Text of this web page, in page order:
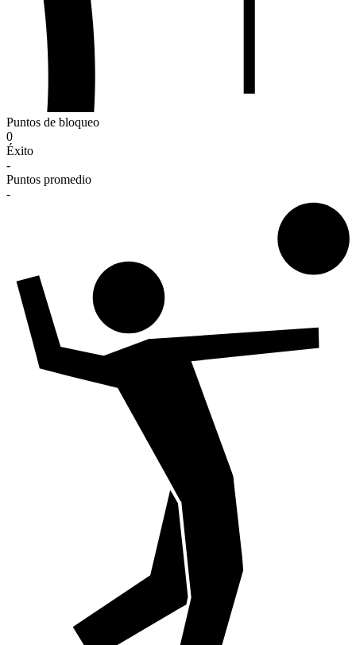
Puntos de bloqueo
0
Éxito
-
Puntos promedio
-